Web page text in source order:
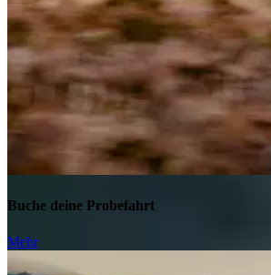
Buche deine Probefahrt
Mehr